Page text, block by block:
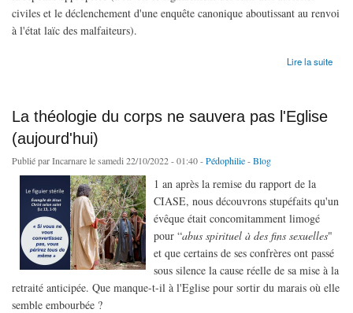
civiles et le déclenchement d'une enquête canonique aboutissant au renvoi
à l'état laïc des malfaiteurs).
Lire la suite
La théologie du corps ne sauvera pas l'Eglise
(aujourd'hui)
Publié parIncarnarele samedi 22/10/2022 - 01:40 -Pédophilie-Blog
1 an après la remise du rapport de la
CIASE, nous découvrons stupéfaits qu'un
évêque était concomitamment limogé
pour “abus spirituel à des fins sexuelles"
et que certains de ses confrères ont passé
sous silence la cause réelle de sa mise à la
retraité anticipée. Que manque-t-il à l'Eglise pour sortir du marais où elle
semble embourbée ?